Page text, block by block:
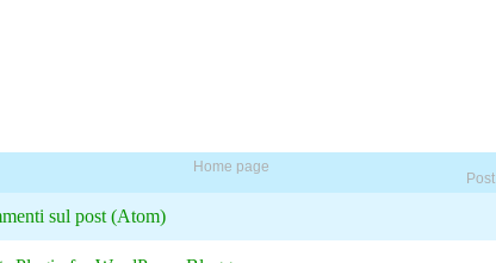
Home page
sul post (Atom)